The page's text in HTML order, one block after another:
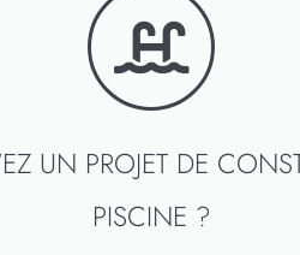
UN PROJET DE
PISCINE ?